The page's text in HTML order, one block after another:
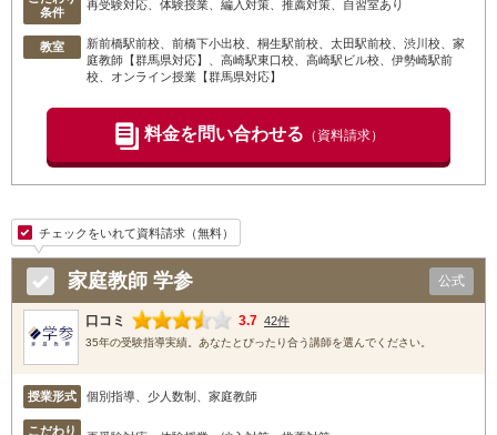
条件
再受験対応、体験授業、編入対策、推薦対策、自習室あり
教室 新前橋駅前校 、前橋下小出校 、桐生駅前校 、太田駅前校 、渋川校 、家
庭教師【群馬県対応】
、高崎駅東口校 、高崎駅ビル校 、伊勢崎駅前
校 、オンライン授業【群馬県対応】
料金を問い合わせる （資料請求）
チェックをいれて資料請求（無料）
家庭教師 学参 公式
口コミ 3.7 42件
35年の受験指導実績。あなたとぴったり合う講師を選んでください。
授業形式 個別指導、少人数制、家庭教師
こだわり